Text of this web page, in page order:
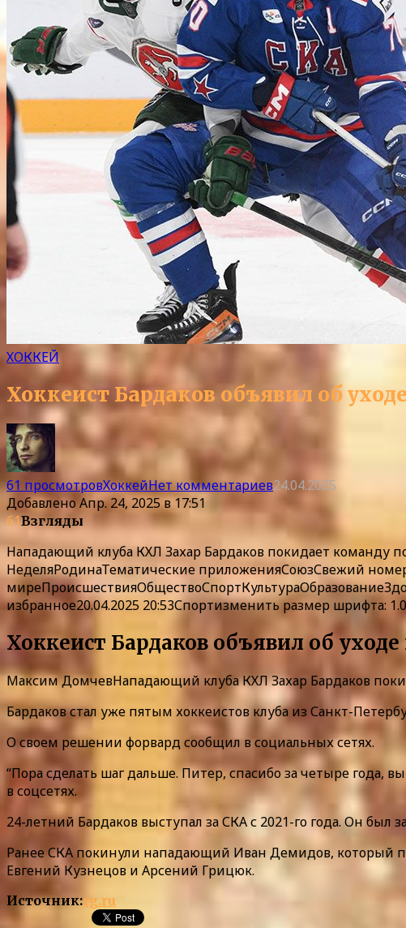
ХОККЕЙ
Хоккеист Бардаков объявил об
61 просмотровХоккейНет комментариев24.04.2025
ДобавленоАпр. 24, 2025 в 17:51
61Взгляды
Нападающий клуба КХЛ Захар Бардаков покидает команду
НеделяРодинаТематические приложенияСоюзСвежий
миреПроисшествияОбществоСпортКультураОбразование
избранное20.04.2025 20:53Спортизменить размер шрифта:
Хоккеист Бардаков объявил об
Максим ДомчевНападающий клуба КХЛ Захар Бардаков
Бардаков стал уже пятым хоккеистов клуба из Санкт-
О своем решении форвард сообщил в социальных сетях.
“Пора сделать шаг дальше. Питер, спасибо за четыре года,
в соцсетях.
24-летний Бардаков выступал за СКА с 2021-го года. Он
Ранее СКА покинули нападающий Иван Демидов, который
Евгений Кузнецов и Арсений Грицюк.
Источник:rg.ru